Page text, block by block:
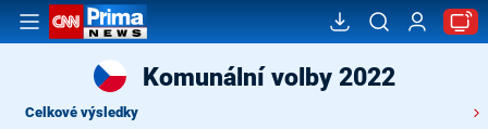
Komunální volby 2022
Celkové výsledky